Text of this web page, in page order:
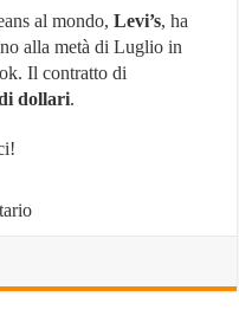
al mondo,Levi’s, ha
alla metà di Luglio in
Il contratto di
dollari.